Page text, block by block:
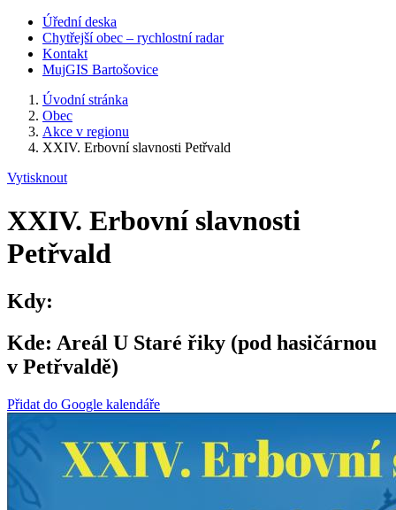
Úřední deska
Chytřejší obec – rychlostní radar
Kontakt
MujGIS Bartošovice
Úvodní stránka
Obec
Akce v regionu
XXIV. Erbovní slavnosti Petřvald
Vytisknout
XXIV. Erbovní slavnosti
Petřvald
Kdy:
Kde: Areál U Staré řiky (pod hasičárnou
v Petřvaldě)
Přidat do Google kalendáře